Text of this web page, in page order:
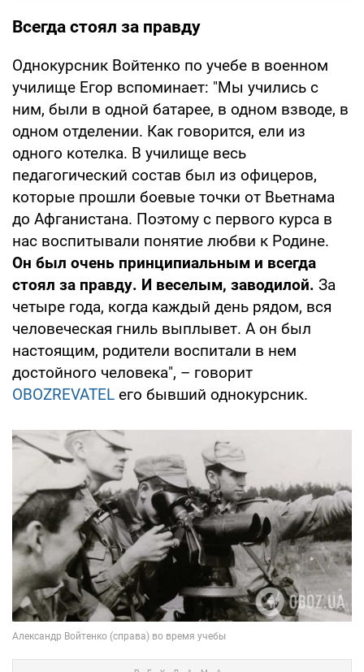
Всегда стоял за правду
Однокурсник Войтенко по учебе в военном
училище Егор вспоминает: "Мы учились с
ним, были в одной батарее, в одном взводе, в
одном отделении. Как говорится, ели из
одного котелка. В училище весь
педагогический состав был из офицеров,
которые прошли боевые точки от Вьетнама
до Афганистана. Поэтому с первого курса в
нас воспитывали понятие любви к Родине.
Он был очень принципиальным и всегда
стоял за правду. И веселым, заводилой. За
четыре года, когда каждый день рядом, вся
человеческая гниль выплывет. А он был
настоящим, родители воспитали в нем
достойного человека", – говорит
OBOZREVATEL его бывший однокурсник.